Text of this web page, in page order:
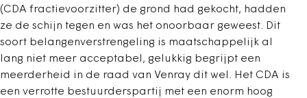
(CDA fractievoorzitter) de grond had gekocht, hadden
ze de schijn tegen en was het onoorbaar geweest. Dit
soort belangenverstrengeling is maatschappelijk al
lang niet meer acceptabel, gelukkig begrijpt een
meerderheid in de raad van Venray dit wel. Het CDA is
een verrotte bestuurderspartij met een enorm hoog